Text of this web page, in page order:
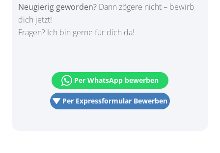
Neugierig geworden? Dann zögere nicht – bewirb
dich jetzt!
Fragen? Ich bin gerne für dich da!
Per Expressformular Bewerben
Per WhatsApp bewerben